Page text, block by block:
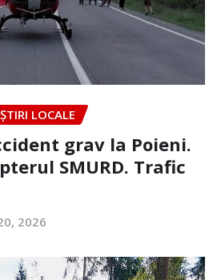
ȘTIRI LOCALE
grav la Poieni.
SMURD. Trafic
2026